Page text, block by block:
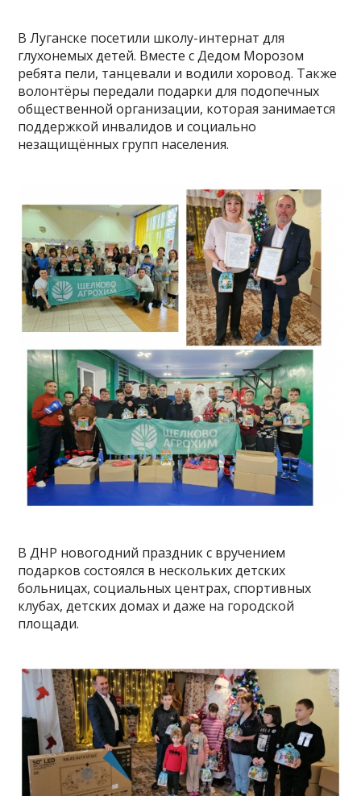
В Луганске посетили школу-интернат для
глухонемых детей. Вместе с Дедом Морозом
ребята пели, танцевали и водили хоровод. Также
волонтёры передали подарки для подопечных
общественной организации, которая занимается
поддержкой инвалидов и социально
незащищённых групп населения.
В ДНР новогодний праздник с вручением
подарков состоялся в нескольких детских
больницах, социальных центрах, спортивных
клубах, детских домах и даже на городской
площади.